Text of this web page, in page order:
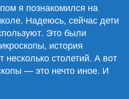
я познакомился на
Надеюсь, сейчас дети
Это были
история
несколько столетий. А вот
— это нечто иное. И